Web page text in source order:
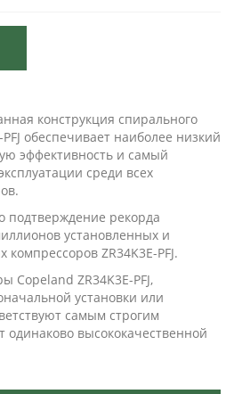
конструкция спирального
обеспечивает наиболее низкий
эффективность и самый
среди всех
подтверждение рекорда
установленных и
ZR34K3E-PFJ.
Copeland ZR34K3E-PFJ,
установки или
самым строгим
высококачественной